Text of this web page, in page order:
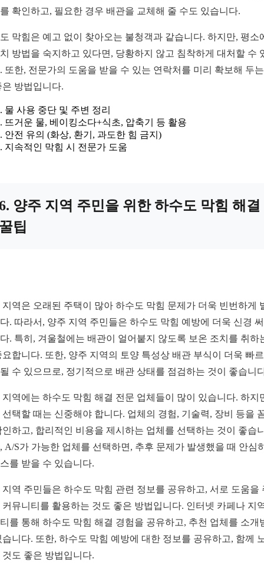
확인하고, 필요한 경우 배관을 교체해 줄 수도 있습니다.
막힘은 예고 없이 찾아오는 불청객과 같습니다. 하지만, 평소
방법을 숙지하고 있다면, 당황하지 않고 침착하게 대처할 수
또한, 전문가의 도움을 받을 수 있는 연락처를 미리 확보해 두
은 방법입니다.
물 사용 중단 및 주변 정리
뜨거운 물, 베이킹소다+식초, 압축기 등 활용
안전 유의 (화상, 환기, 과도한 힘 금지)
지속적인 막힘 시 전문가 도움
양주 지역 주민을 위한 하수도 막힘 해결
팁
지역은 오래된 주택이 많아 하수도 막힘 문제가 더욱 빈번하게
. 따라서, 양주 지역 주민들은 하수도 막힘 예방에 더욱 신경
. 특히, 겨울철에는 배관이 얼어붙지 않도록 보온 조치를 취하
요합니다. 또한, 양주 지역의 토양 특성상 배관 부식이 더욱 빠
수 있으므로, 정기적으로 배관 상태를 점검하는 것이 좋습니
지역에는 하수도 막힘 해결 전문 업체들이 많이 있습니다. 하지
선택할 때는 신중해야 합니다. 업체의 경험, 기술력, 장비 등을
인하고, 합리적인 비용을 제시하는 업체를 선택하는 것이 좋습
A/S가 가능한 업체를 선택하면, 추후 문제가 발생했을 때 안심
를 받을 수 있습니다.
지역 주민들은 하수도 막힘 관련 정보를 공유하고, 서로 도움을
커뮤니티를 활용하는 것도 좋은 방법입니다. 인터넷 카페나 지
를 통해 하수도 막힘 해결 경험을 공유하고, 추천 업체를 소개
습니다. 또한, 하수도 막힘 예방에 대한 정보를 공유하고, 함께
것도 좋은 방법입니다.